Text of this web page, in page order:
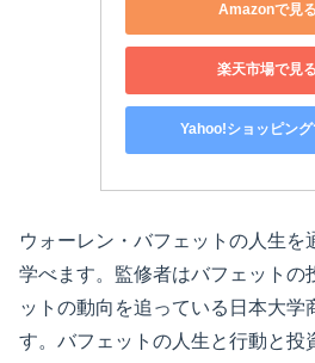
Amazonで見る
楽天市場で見る
Yahoo!ショッピング
ウォーレン・バフェットの人生を
学べます。監修者はバフェットの
ットの動向を追っている日本大学
す。バフェットの人生と行動と投